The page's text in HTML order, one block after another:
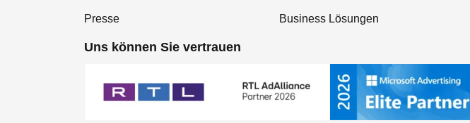
Presse Business Lösungen
Uns können Sie vertrauen